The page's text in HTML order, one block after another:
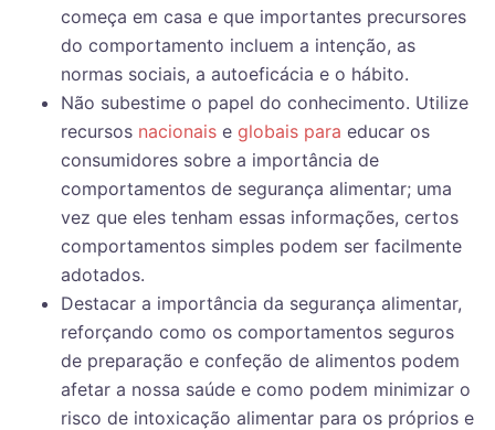
começa em casa e que importantes precursores
do comportamento incluem a intenção, as
normas sociais, a autoeficácia e o hábito.
Não subestime o papel do conhecimento. Utilize
recursos nacionais e globais para educar os
consumidores sobre a importância de
comportamentos de segurança alimentar; uma
vez que eles tenham essas informações, certos
comportamentos simples podem ser facilmente
adotados.
Destacar a importância da segurança alimentar,
reforçando como os comportamentos seguros
de preparação e confeção de alimentos podem
afetar a nossa saúde e como podem minimizar o
risco de intoxicação alimentar para os próprios e